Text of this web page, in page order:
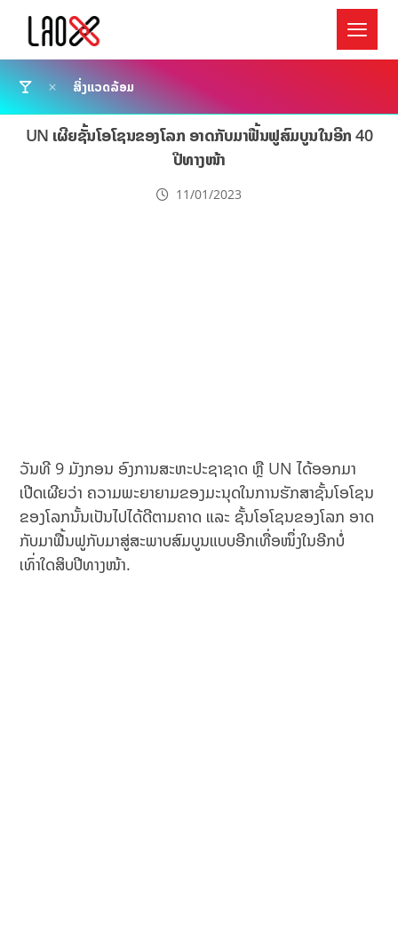
ສິ່ງແວດລ້ອມ
UN ເຜີຍຊັ້ນໂອໂຊນຂອງໂລກ ອາດກັບມາຟື້ນຟູສົມບູນໃນອີກ 40
ປີທາງໜ້າ
11/01/2023
ວັນທີ 9 ມັງກອນ ອົງການສະຫະປະຊາຊາດ ຫຼື UN ໄດ້ອອກມາ
ເປີດເຜີຍວ່າ ຄວາມພະຍາຍາມຂອງມະນຸດໃນການຮັກສາຊັ້ນໂອໂຊນ
ຂອງໂລກນັ້ນເປັນໄປໄດ້ດີຕາມຄາດ ແລະ ຊັ້ນໂອໂຊນຂອງໂລກ ອາດ
ກັບມາຟື້ນຟູກັບມາສູ່ສະພາບສົມບູນແບບອີກເທື່ອໜຶ່ງໃນອີກບໍ່
ເທົ່າໃດສິບປີທາງໜ້າ.